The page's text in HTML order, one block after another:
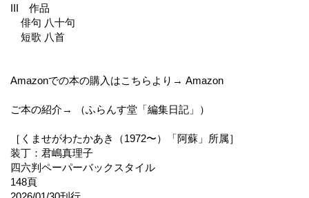
III 作品
俳句 八十句
短歌 八首
Amazonでの本の購入はこちらより→ Amazon
ご本の紹介→ （ふらんす堂「編集日記」）
［くませがわたかあき（1972〜）「阿蘇」所属］
装丁：君嶋真理子
四六判ペーパーバックスタイル
148頁